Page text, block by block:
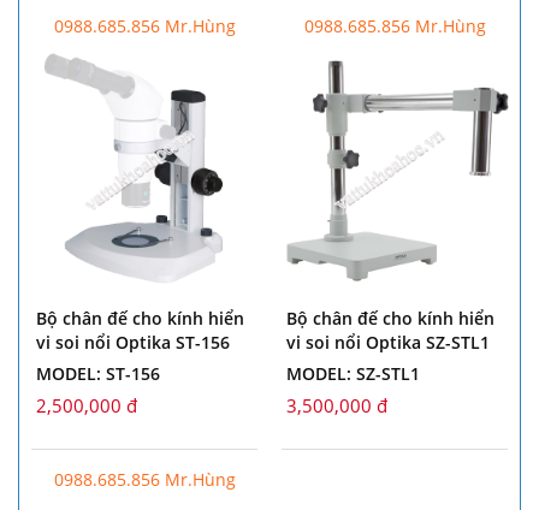
0988.685.856 Mr.Hùng
Bộ chân đế cho kính hiển
vi soi nổi Optika ST-156
MODEL: ST-156
2,500,000 đ
0988.685.856 Mr.Hùng
Bộ chân đế cho kính hiển
vi soi nổi Optika SZ-STL1
MODEL: SZ-STL1
3,500,000 đ
0988.685.856 Mr.Hùng